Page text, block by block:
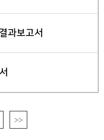
과보고서
>>